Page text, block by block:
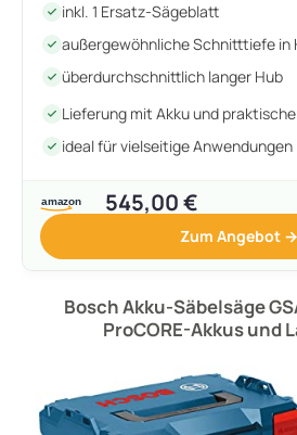
inkl. 1 Ersatz-Sägeblatt
außergewöhnliche Schnitttiefe in
überdurchschnittlich langer Hub
Lieferung mit Akku und
ideal für vielseitige Anwendungen
545,00 €
Zum Angebot →
Bosch Akku-Säbelsäge
ProCORE-Akkus und